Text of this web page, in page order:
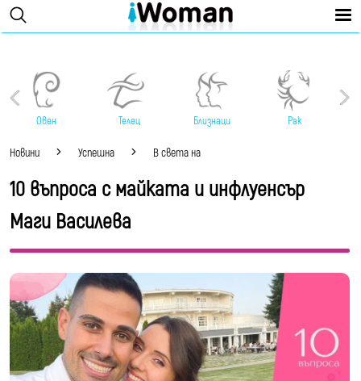
Овен Телец Близнаци Рак
Новини Успешна В света на
10 въпроса с майката и инфлуенсър
Маги Василева